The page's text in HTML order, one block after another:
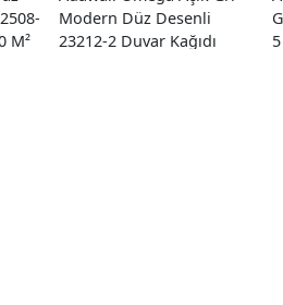
M²
Modern Düz Desenli
23212-2 Duvar Kağıdı